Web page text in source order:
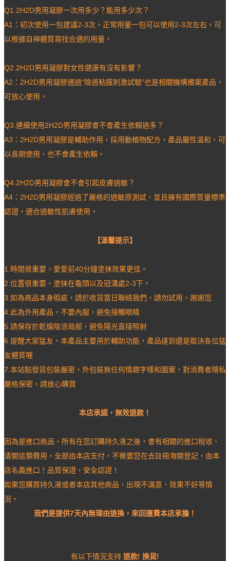
Q1.2H2D男用凝膠一次用多少？能用多少次？
A1：初次使用一包建議2-3次，正常用量一包可以使用2-3次左右，可
以根據自神體質尋找合適的用量。
Q2.2H2D男用凝膠對女性健康有沒有影響？
A2：2H2D男用凝膠通過“陰道粘膜刺激試驗”也是相關機構備案產品，
可放心使用。
Q3.連續使用2H2D男用凝膠會不會產生依賴過多？
A3：2H2D男用凝膠是輔助作用，採用動植物配方，產品屬性溫和，可
以長期使用，也不會產生依賴。
Q4.2H2D男用凝膠會不會引起皮膚過敏？
A4：2H2D男用凝膠經過了嚴格的過敏原測試，並且擁有國際質量標準
認證，適合過敏性肌膚使用。
【溫馨提示】
1.時間很重要，愛愛前40分鐘塗抹效果更佳。
2.位置很重要，塗抹在龜頭以及冠溝處2-3下。
3.如為商品本身瑕疵，請於收貨當日聯絡我們，請勿試用，謝謝您
4.此為外用產品，不要內服，避免接觸眼睛
5.請保存於乾燥陰涼局部，避免陽光直接照射
6.提醒大家猛友，本產品主要用於輔助功能，產品達到還是取決各位猛
友體質喔
7.本站點發貨包裝嚴密，外包裝無任何情趣字樣和圖案，對消費者隱私
嚴格保密，請放心購買
本店承諾，無效退款！
因為是進口商品，所有在您訂購持久液之後，會有相關的進口稅收、
清關這類費用，全部由本店支付，不需要您在去註冊海關登記，由本
店名義進口！品質保證，安全認證！
如果您購買持久液或者本店其他商品，出現不滿意、效果不好等情
況。
我們是提供7天內無理由退換，來回運費本店承擔！
有以下情況支持 退款! 換貨!